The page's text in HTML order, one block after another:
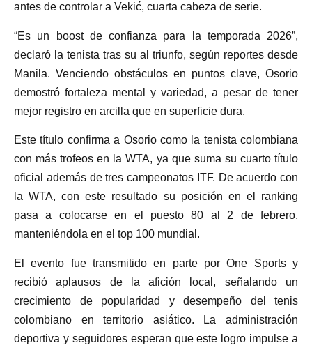
antes de controlar a Vekić, cuarta cabeza de serie.
“Es un boost de confianza para la temporada 2026”,
declaró la tenista tras su al triunfo, según reportes desde
Manila. Venciendo obstáculos en puntos clave, Osorio
demostró fortaleza mental y variedad, a pesar de tener
mejor registro en arcilla que en superficie dura.
Este título confirma a Osorio como la tenista colombiana
con más trofeos en la WTA, ya que suma su cuarto título
oficial además de tres campeonatos ITF. De acuerdo con
la WTA, con este resultado su posición en el ranking
pasa a colocarse en el puesto 80 al 2 de febrero,
manteniéndola en el top 100 mundial.
El evento fue transmitido en parte por One Sports y
recibió aplausos de la afición local, señalando un
crecimiento de popularidad y desempeño del tenis
colombiano en territorio asiático. La administración
deportiva y seguidores esperan que este logro impulse a